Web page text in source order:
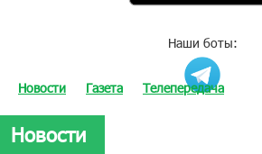
Наши боты:
Новости Газета Телепередача
Новости